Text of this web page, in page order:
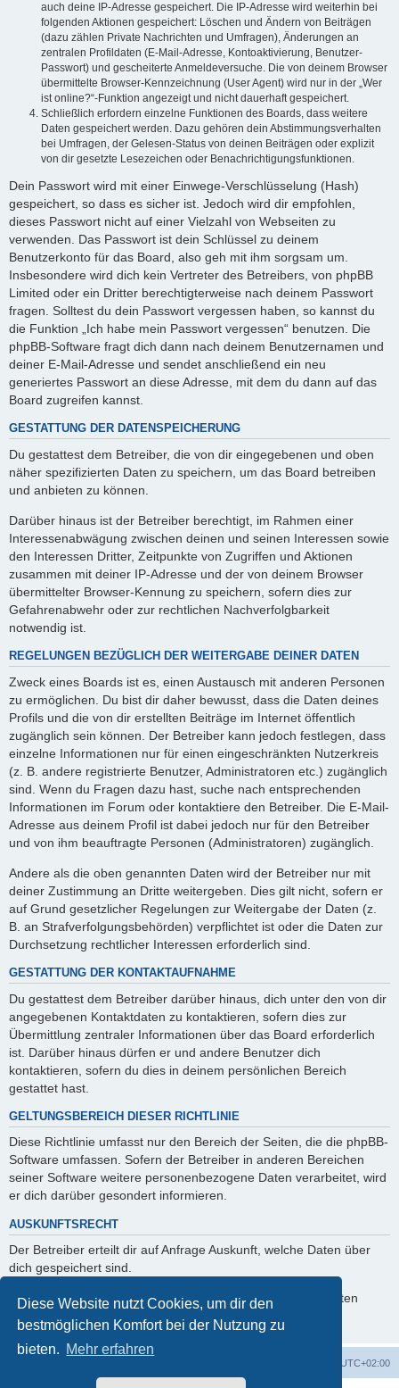
Diese Website nutzt Cookies, um dir den
bestmöglichen Komfort bei der Nutzung zu
bieten. Mehr erfahren
auch deine IP-Adresse gespeichert. Die IP-Adresse wird weiterhin bei
folgenden Aktionen gespeichert: Löschen und Ändern von Beiträgen
(dazu zählen Private Nachrichten und Umfragen), Änderungen an
zentralen Profildaten (E-Mail-Adresse, Kontoaktivierung, Benutzer-
Passwort) und gescheiterte Anmeldeversuche. Die von deinem Browser
übermittelte Browser-Kennzeichnung (User Agent) wird nur in der „Wer
ist online?“-Funktion angezeigt und nicht dauerhaft gespeichert.
Schließlich erfordern einzelne Funktionen des Boards, dass weitere
Daten gespeichert werden. Dazu gehören dein Abstimmungsverhalten
bei Umfragen, der Gelesen-Status von deinen Beiträgen oder explizit
von dir gesetzte Lesezeichen oder Benachrichtigungsfunktionen.
Dein Passwort wird mit einer Einwege-Verschlüsselung (Hash)
gespeichert, so dass es sicher ist. Jedoch wird dir empfohlen,
dieses Passwort nicht auf einer Vielzahl von Webseiten zu
verwenden. Das Passwort ist dein Schlüssel zu deinem
Benutzerkonto für das Board, also geh mit ihm sorgsam um.
Insbesondere wird dich kein Vertreter des Betreibers, von phpBB
Limited oder ein Dritter berechtigterweise nach deinem Passwort
fragen. Solltest du dein Passwort vergessen haben, so kannst du
die Funktion „Ich habe mein Passwort vergessen“ benutzen. Die
phpBB-Software fragt dich dann nach deinem Benutzernamen und
deiner E-Mail-Adresse und sendet anschließend ein neu
generiertes Passwort an diese Adresse, mit dem du dann auf das
Board zugreifen kannst.
GESTATTUNG DER DATENSPEICHERUNG
Du gestattest dem Betreiber, die von dir eingegebenen und oben
näher spezifizierten Daten zu speichern, um das Board betreiben
und anbieten zu können.
Darüber hinaus ist der Betreiber berechtigt, im Rahmen einer
Interessenabwägung zwischen deinen und seinen Interessen sowie
den Interessen Dritter, Zeitpunkte von Zugriffen und Aktionen
zusammen mit deiner IP-Adresse und der von deinem Browser
übermittelter Browser-Kennung zu speichern, sofern dies zur
Gefahrenabwehr oder zur rechtlichen Nachverfolgbarkeit
notwendig ist.
REGELUNGEN BEZÜGLICH DER WEITERGABE DEINER DATEN
Zweck eines Boards ist es, einen Austausch mit anderen Personen
zu ermöglichen. Du bist dir daher bewusst, dass die Daten deines
Profils und die von dir erstellten Beiträge im Internet öffentlich
zugänglich sein können. Der Betreiber kann jedoch festlegen, dass
einzelne Informationen nur für einen eingeschränkten Nutzerkreis
(z. B. andere registrierte Benutzer, Administratoren etc.) zugänglich
sind. Wenn du Fragen dazu hast, suche nach entsprechenden
Informationen im Forum oder kontaktiere den Betreiber. Die E-Mail-
Adresse aus deinem Profil ist dabei jedoch nur für den Betreiber
und von ihm beauftragte Personen (Administratoren) zugänglich.
Andere als die oben genannten Daten wird der Betreiber nur mit
deiner Zustimmung an Dritte weitergeben. Dies gilt nicht, sofern er
auf Grund gesetzlicher Regelungen zur Weitergabe der Daten (z.
B. an Strafverfolgungsbehörden) verpflichtet ist oder die Daten zur
Durchsetzung rechtlicher Interessen erforderlich sind.
GESTATTUNG DER KONTAKTAUFNAHME
Du gestattest dem Betreiber darüber hinaus, dich unter den von dir
angegebenen Kontaktdaten zu kontaktieren, sofern dies zur
Übermittlung zentraler Informationen über das Board erforderlich
ist. Darüber hinaus dürfen er und andere Benutzer dich
kontaktieren, sofern du dies in deinem persönlichen Bereich
gestattet hast.
GELTUNGSBEREICH DIESER RICHTLINIE
Diese Richtlinie umfasst nur den Bereich der Seiten, die die phpBB-
Software umfassen. Sofern der Betreiber in anderen Bereichen
seiner Software weitere personenbezogene Daten verarbeitet, wird
er dich darüber gesondert informieren.
AUSKUNFTSRECHT
Der Betreiber erteilt dir auf Anfrage Auskunft, welche Daten über
dich gespeichert sind.
Du kannst jederzeit die Löschung bzw. Sperrung deiner Daten
verlangen. Kontaktiere hierzu bitte den Betreiber.
UTC+02:00